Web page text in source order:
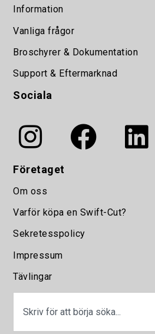
Information
Vanliga frågor
Broschyrer & Dokumentation
Support & Eftermarknad
Sociala
Företaget
Om oss
Varför köpa en Swift-Cut?
Sekretesspolicy
Impressum
Tävlingar